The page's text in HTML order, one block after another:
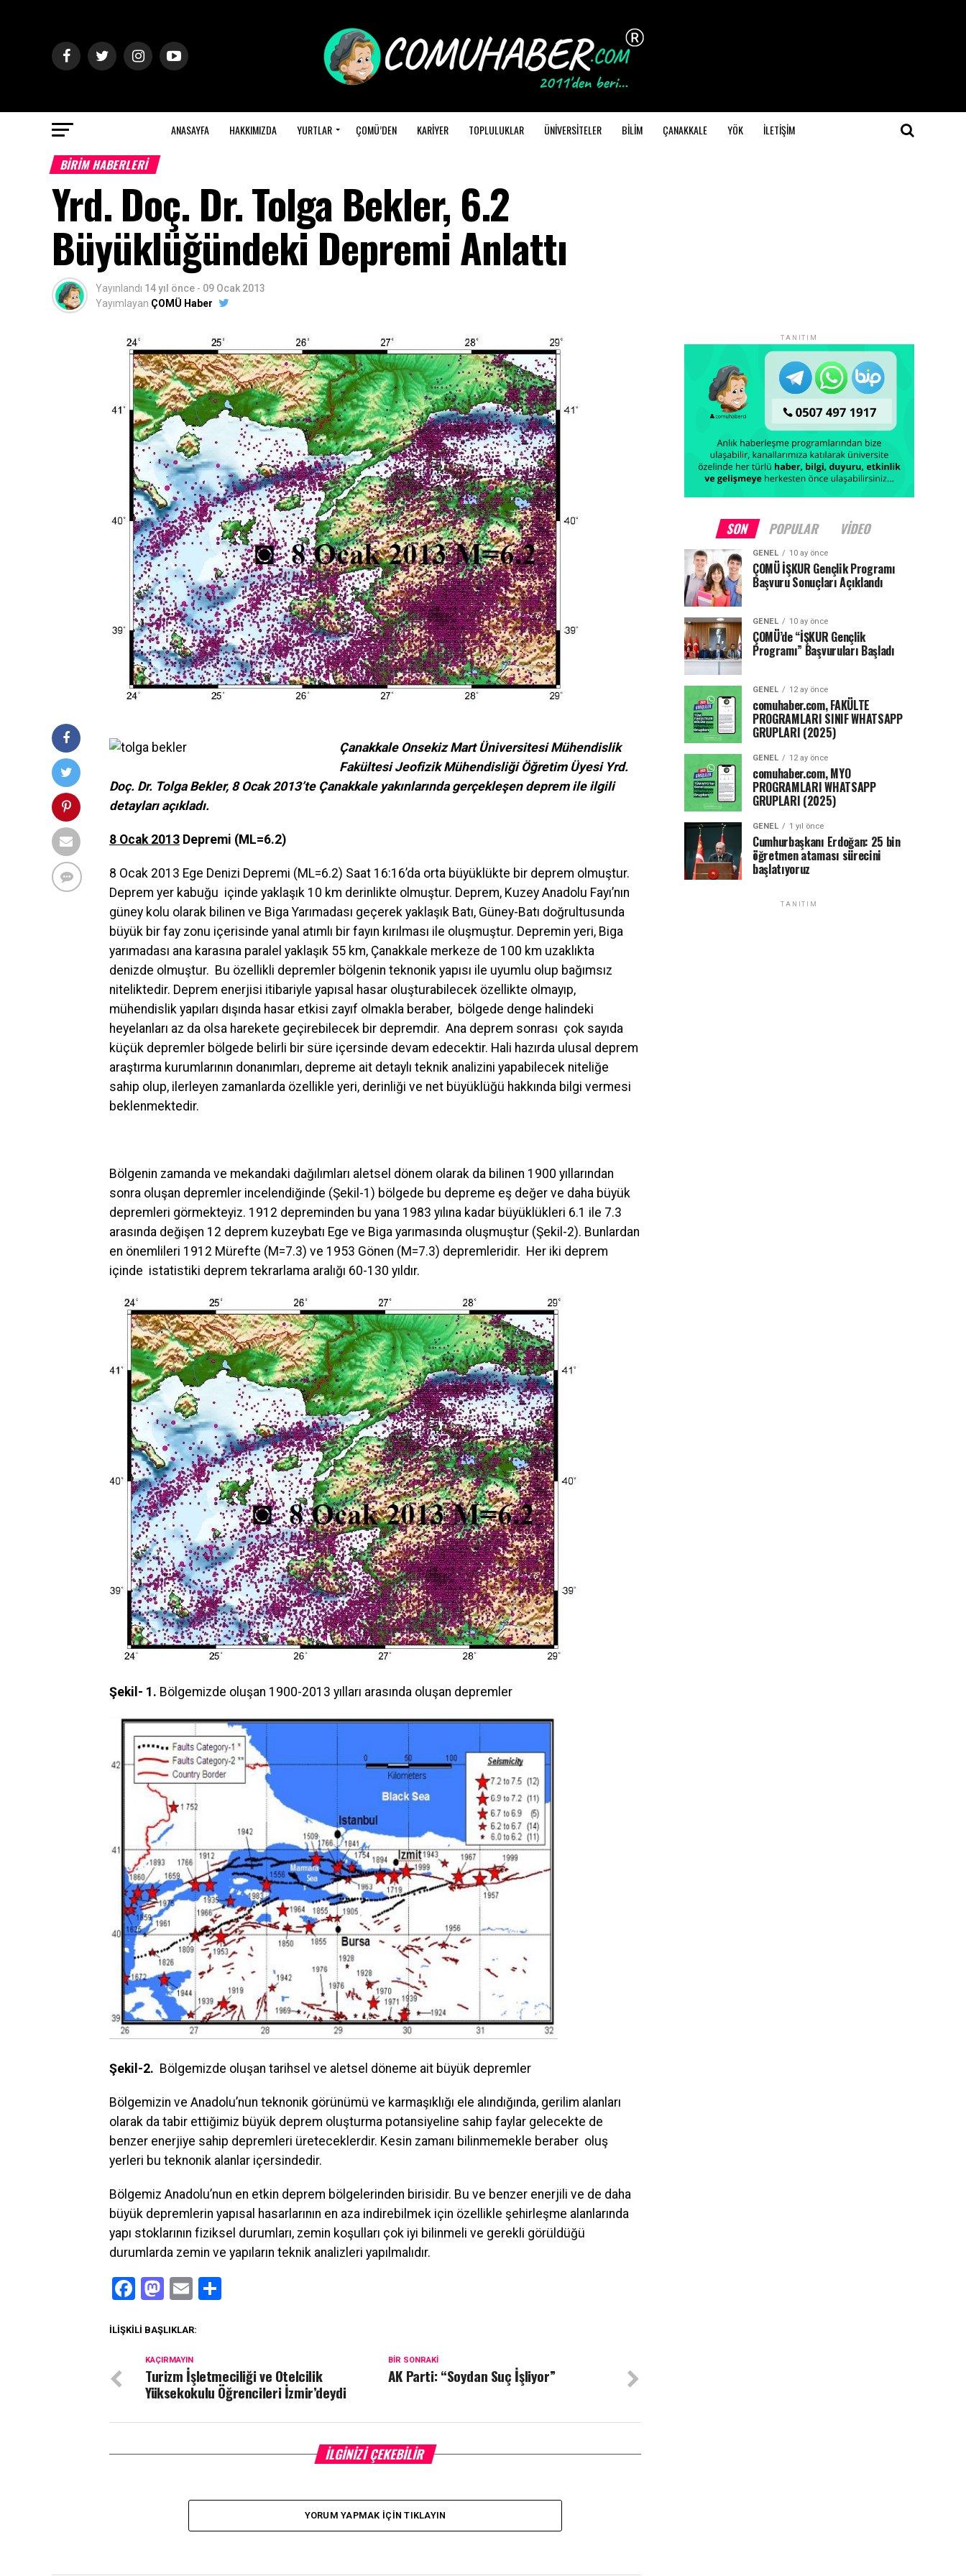
ANASAYFA HAKKIMIZDA YURTLAR ÇOMÜ’DEN KARİYER TOPLULUKLAR ÜNİVERSİTELER BİLİM ÇANAKKALE YÖK İLETİŞİM
BİRİM HABERLERİ
Yrd. Doç. Dr. Tolga Bekler, 6.2
Büyüklüğündeki Depremi Anlattı
Yayınlandı 14 yıl önce - 09 Ocak 2013
Yayımlayan ÇOMÜ Haber
Çanakkale Onsekiz Mart Üniversitesi Mühendislik
Fakültesi Jeofizik Mühendisliği Öğretim Üyesi Yrd.
Doç. Dr. Tolga Bekler, 8 Ocak 2013’te Çanakkale yakınlarında gerçekleşen deprem ile ilgili
detayları açıkladı.
8 Ocak 2013 Depremi (ML=6.2)
8 Ocak 2013 Ege Denizi Depremi (ML=6.2) Saat 16:16’da orta büyüklükte bir deprem olmuştur.
Deprem yer kabuğu içinde yaklaşık 10 km derinlikte olmuştur. Deprem, Kuzey Anadolu Fayı’nın
güney kolu olarak bilinen ve Biga Yarımadası geçerek yaklaşık Batı, Güney-Batı doğrultusunda
büyük bir fay zonu içerisinde yanal atımlı bir fayın kırılması ile oluşmuştur. Depremin yeri, Biga
yarımadası ana karasına paralel yaklaşık 55 km, Çanakkale merkeze de 100 km uzaklıkta
denizde olmuştur. Bu özellikli depremler bölgenin teknonik yapısı ile uyumlu olup bağımsız
niteliktedir. Deprem enerjisi itibariyle yapısal hasar oluşturabilecek özellikte olmayıp,
mühendislik yapıları dışında hasar etkisi zayıf olmakla beraber, bölgede denge halindeki
heyelanları az da olsa harekete geçirebilecek bir depremdir. Ana deprem sonrası çok sayıda
küçük depremler bölgede belirli bir süre içersinde devam edecektir. Hali hazırda ulusal deprem
araştırma kurumlarının donanımları, depreme ait detaylı teknik analizini yapabilecek niteliğe
sahip olup, ilerleyen zamanlarda özellikle yeri, derinliği ve net büyüklüğü hakkında bilgi vermesi
beklenmektedir.
Bölgenin zamanda ve mekandaki dağılımları aletsel dönem olarak da bilinen 1900 yıllarından
sonra oluşan depremler incelendiğinde (Şekil-1) bölgede bu depreme eş değer ve daha büyük
depremleri görmekteyiz. 1912 depreminden bu yana 1983 yılına kadar büyüklükleri 6.1 ile 7.3
arasında değişen 12 deprem kuzeybatı Ege ve Biga yarımasında oluşmuştur (Şekil-2). Bunlardan
en önemlileri 1912 Mürefte (M=7.3) ve 1953 Gönen (M=7.3) depremleridir. Her iki deprem
içinde istatistiki deprem tekrarlama aralığı 60-130 yıldır.
Şekil- 1. Bölgemizde oluşan 1900-2013 yılları arasında oluşan depremler
Şekil-2. Bölgemizde oluşan tarihsel ve aletsel döneme ait büyük depremler
Bölgemizin ve Anadolu’nun teknonik görünümü ve karmaşıklığı ele alındığında, gerilim alanları
olarak da tabir ettiğimiz büyük deprem oluşturma potansiyeline sahip faylar gelecekte de
benzer enerjiye sahip depremleri üreteceklerdir. Kesin zamanı bilinmemekle beraber oluş
yerleri bu teknonik alanlar içersindedir.
Bölgemiz Anadolu’nun en etkin deprem bölgelerinden birisidir. Bu ve benzer enerjili ve de daha
büyük depremlerin yapısal hasarlarının en aza indirebilmek için özellikle şehirleşme alanlarında
yapı stoklarının fiziksel durumları, zemin koşulları çok iyi bilinmeli ve gerekli görüldüğü
durumlarda zemin ve yapıların teknik analizleri yapılmalıdır.
Facebook
Mastodon
Email
İLIŞKILI BAŞLIKLAR:
BIR SONRAKI
AK Parti: “Soydan Suç İşliyor”
KAÇIRMAYIN
Turizm İşletmeciliği ve Otelcilik
Yüksekokulu Öğrencileri İzmir’deydi
İLGINIZI ÇEKEBILIR
YORUM YAPMAK İÇIN TIKLAYIN
TANITIM
SON POPULAR VIDEO
GENEL 10 ay önce
ÇOMÜ İŞKUR Gençlik Programı
Başvuru Sonuçları Açıklandı
GENEL 10 ay önce
ÇOMÜ’de “İŞKUR Gençlik
Programı” Başvuruları Başladı
GENEL 12 ay önce
comuhaber.com, FAKÜLTE
PROGRAMLARI SINIF WHATSAPP
GRUPLARI (2025)
GENEL 12 ay önce
comuhaber.com, MYO
PROGRAMLARI WHATSAPP
GRUPLARI (2025)
GENEL 1 yıl önce
Cumhurbaşkanı Erdoğan: 25 bin
öğretmen ataması sürecini
başlatıyoruz
TANITIM